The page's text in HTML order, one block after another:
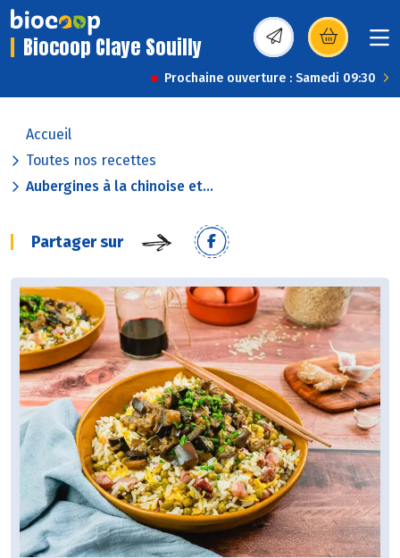
Biocoop Claye Souilly (s’ouvre dans une
Prochaine ouverture : Samedi 09:30
Accueil
Toutes nos recettes
Aubergines à la chinoise et...
Partager sur